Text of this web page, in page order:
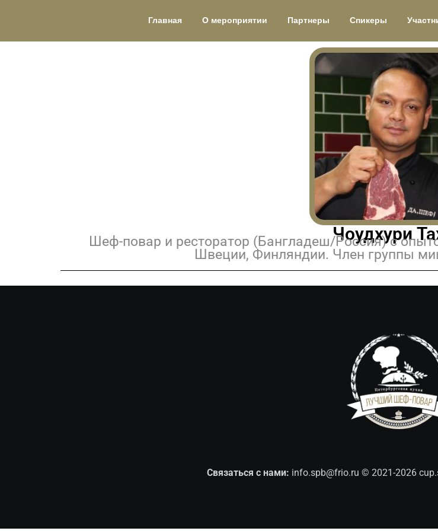
Главная О мероприятии Партнеры Спикеры
Чоудхури
Шеф-повар и ресторатор (Бангладеш/Россия) с
Швеции, Финляндии. Член группы
Связаться с нами: info.spb@frio.ru © 2021-2026